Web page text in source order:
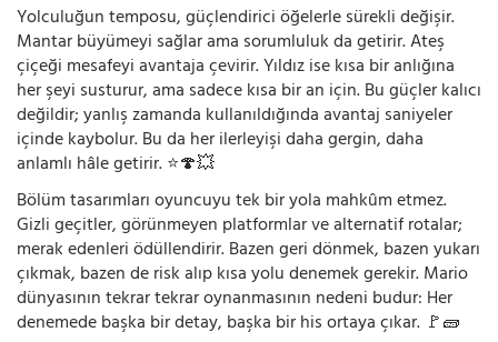
Yolculuğun temposu, güçlendirici öğelerle sürekli değişir.
Mantar büyümeyi sağlar ama sorumluluk da getirir. Ateş
çiçeği mesafeyi avantaja çevirir. Yıldız ise kısa bir anlığına
her şeyi susturur, ama sadece kısa bir an için. Bu güçler kalıcı
değildir; yanlış zamanda kullanıldığında avantaj saniyeler
içinde kaybolur. Bu da her ilerleyişi daha gergin, daha
anlamlı hâle getirir. ⭐🍄💥
Bölüm tasarımları oyuncuyu tek bir yola mahkûm etmez.
Gizli geçitler, görünmeyen platformlar ve alternatif rotalar;
merak edenleri ödüllendirir. Bazen geri dönmek, bazen yukarı
çıkmak, bazen de risk alıp kısa yolu denemek gerekir. Mario
dünyasının tekrar tekrar oynanmasının nedeni budur: Her
denemede başka bir detay, başka bir his ortaya çıkar. 🚩🧱